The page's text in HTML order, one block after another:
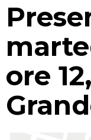
ore